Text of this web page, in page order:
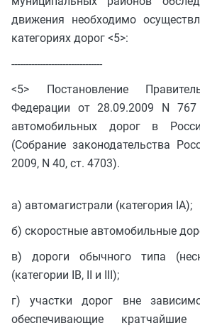
движения необходимо
категориях дорог <5>:
--------------------------------
<5> Постановление
Федерации от 28.09.2009 N
автомобильных дорог в
(Собрание законодательства
2009, N 40, ст. 4703).
а) автомагистрали (категория IА);
б) скоростные автомобильные
в) дороги обычного типа
(категории IВ, II и III);
г) участки дорог вне
обеспечивающие кратчайшие